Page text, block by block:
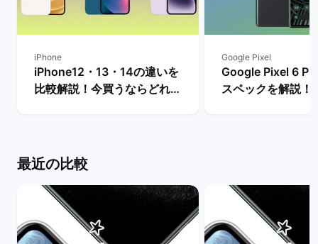
iPhone
iPhone12・13・14の違いを
比較解説！今買うならどれが
Google Pixel
Google Pixel 6
スペックを解説！
最近の比較